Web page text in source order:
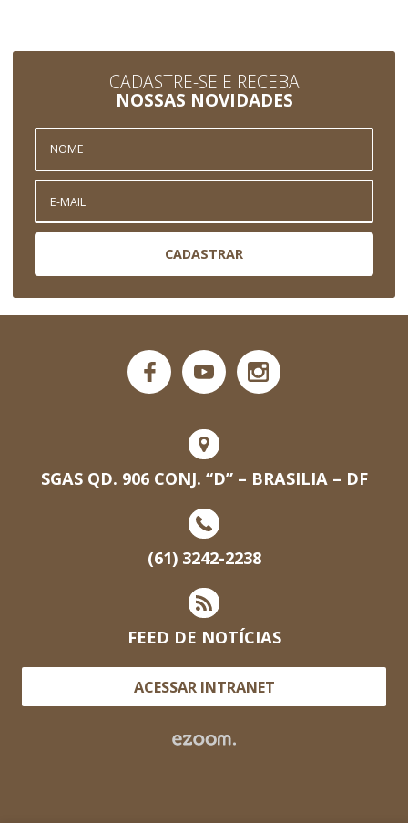
CADASTRE-SE E RECEBA
NOSSAS NOVIDADES
CADASTRAR
SGAS QD. 906 CONJ. “D” – BRASILIA – DF
(61) 3242-2238
FEED DE NOTÍCIAS
ACESSAR INTRANET